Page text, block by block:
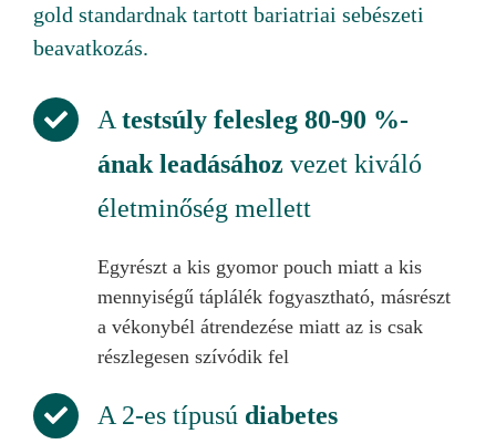
gold standardnak tartott bariatriai sebészeti
beavatkozás.
A testsúly felesleg 80-90 %-
ának leadásához vezet kiváló
életminőség mellett
Egyrészt a kis gyomor pouch miatt a kis
mennyiségű táplálék fogyasztható, másrészt
a vékonybél átrendezése miatt az is csak
részlegesen szívódik fel
A 2-es típusú diabetes